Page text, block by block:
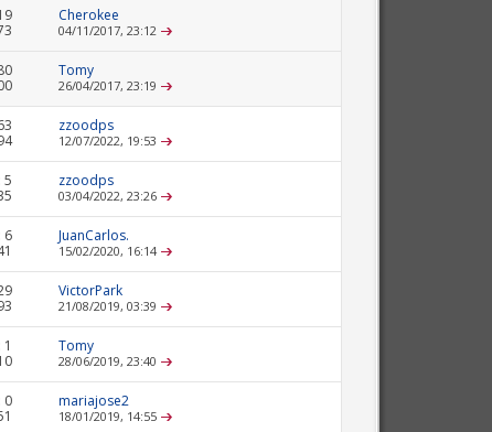
Cherokee
04/11/2017, 23:12
Tomy
26/04/2017, 23:19
zzoodps
12/07/2022, 19:53
5
zzoodps
03/04/2022, 23:26
6
JuanCarlos.
15/02/2020, 16:14
VictorPark
21/08/2019, 03:39
1
Tomy
28/06/2019, 23:40
0
mariajose2
18/01/2019, 14:55